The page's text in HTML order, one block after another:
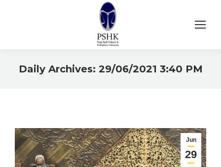
Daily Archives: 29/06/2021 3:40 PM
Jun
29